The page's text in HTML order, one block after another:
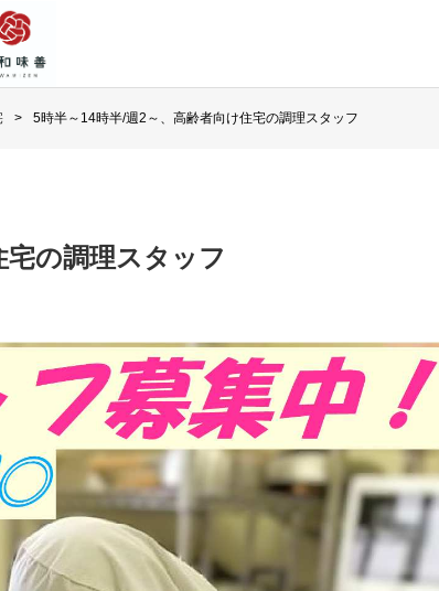
5時半～14時半/週2～、高齢者向け住宅の調理スタッフ
宅の調理スタッフ